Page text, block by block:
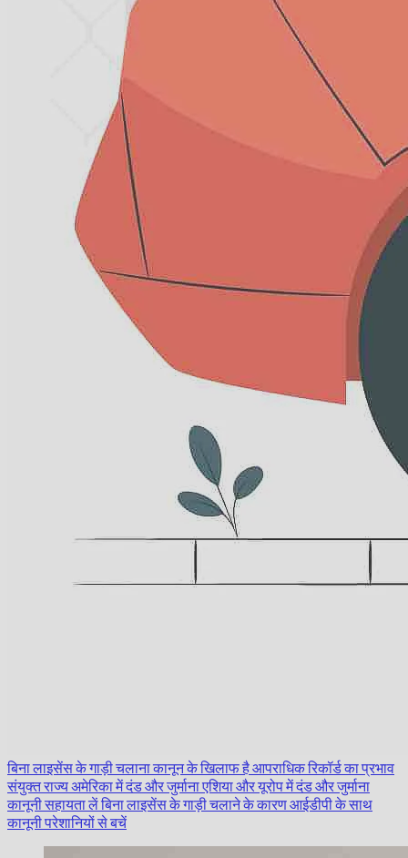
बिना लाइसेंस के गाड़ी चलाना कानून के खिलाफ हैआपराधिक रिकॉर्ड का प्रभाव
संयुक्त राज्य अमेरिका में दंड और जुर्मानाएशिया और यूरोप में दंड और जुर्माना
कानूनी सहायता लेंबिना लाइसेंस के गाड़ी चलाने के कारणआईडीपी के साथ
कानूनी परेशानियों से बचें